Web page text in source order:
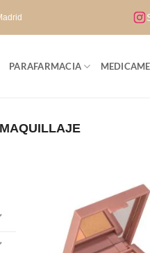
PARAFARMACIA
MAQUILLAJE